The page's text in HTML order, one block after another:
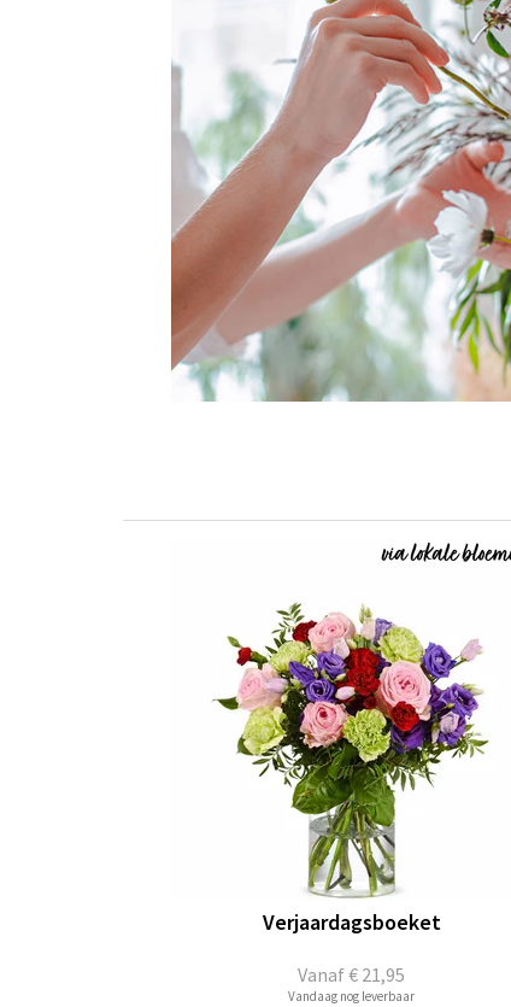
Vanaf€ 21,95
Verjaardagsboeket
Vandaag nog leverbaar